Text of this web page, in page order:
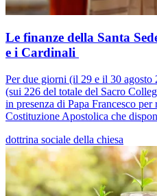
Le finanze della Santa
e i Cardinali
Per due giorni (il 29 e il 30
(sui 226 del totale del Sacro
in presenza di Papa Francesco
Costituzione Apostolica che
dottrina sociale della chiesa